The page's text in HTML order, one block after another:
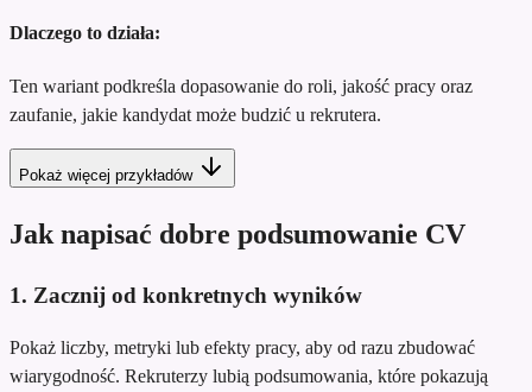
Dlaczego to działa:
Ten wariant podkreśla dopasowanie do roli, jakość pracy oraz
zaufanie, jakie kandydat może budzić u rekrutera.
Pokaż więcej przykładów
Jak napisać dobre podsumowanie CV
1. Zacznij od konkretnych wyników
Pokaż liczby, metryki lub efekty pracy, aby od razu zbudować
wiarygodność. Rekruterzy lubią podsumowania, które pokazują